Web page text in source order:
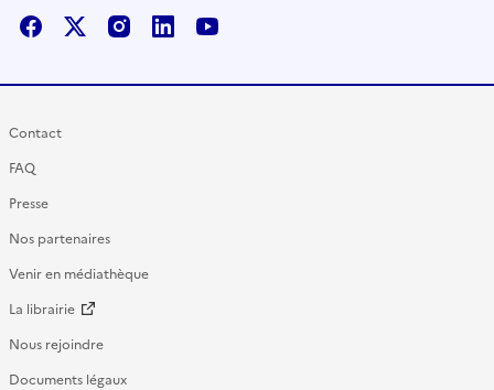
FacebookX / TwitterInstagram
LinkedInYoutube
Contact
FAQ
Presse
Nos partenaires
Venir en médiathèque
La librairie
Nous rejoindre
Documents légaux